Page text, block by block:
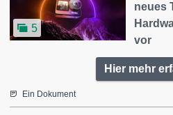
5
neues
vor
Hier mehr
Ein Dokument